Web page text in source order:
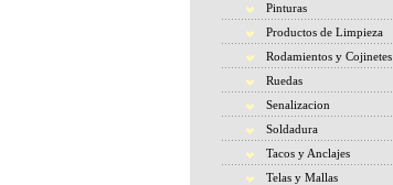
Pinturas
Productos de Limpieza
Rodamientos y Cojinetes
Ruedas
Senalizacion
Soldadura
Tacos y Anclajes
Telas y Mallas